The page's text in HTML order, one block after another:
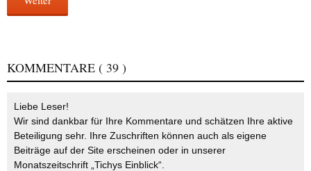
KOMMENTARE ( 39 )
Liebe Leser!
Wir sind dankbar für Ihre Kommentare und schätzen Ihre aktive
Beteiligung sehr. Ihre Zuschriften können auch als eigene
Beiträge auf der Site erscheinen oder in unserer
Monatszeitschrift „Tichys Einblick“.